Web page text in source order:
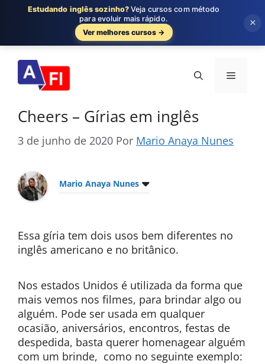
para
conteúdo
Menu
Cheers – Gírias em inglês
3 de junho de 2020 Por Mario Anaya Nunes
Mario Anaya Nunes
Essa gíria tem dois usos bem diferentes no
inglês americano e no britânico.
Nos estados Unidos é utilizada da forma que
mais vemos nos filmes, para brindar algo ou
alguém. Pode ser usada em qualquer
ocasião, aniversários, encontros, festas de
despedida, basta querer homenagear alguém
com um brinde, como no seguinte exemplo:
Estudando inglês sozinho? Veja cursos com método
para evoluir mais rápido.
Ver melhores cursos →
×